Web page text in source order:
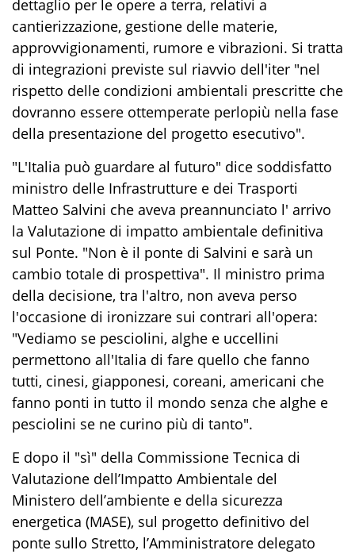
dettaglio per le opere a terra, relativi a
cantierizzazione, gestione delle materie,
approvvigionamenti, rumore e vibrazioni. Si tratta
di integrazioni previste sul riavvio dell'iter "nel
rispetto delle condizioni ambientali prescritte che
dovranno essere ottemperate perlopiù nella fase
della presentazione del progetto esecutivo".
"L'Italia può guardare al futuro" dice soddisfatto
ministro delle Infrastrutture e dei Trasporti
Matteo Salvini che aveva preannunciato l' arrivo
la Valutazione di impatto ambientale definitiva
sul Ponte. "Non è il ponte di Salvini e sarà un
cambio totale di prospettiva". Il ministro prima
della decisione, tra l'altro, non aveva perso
l'occasione di ironizzare sui contrari all'opera:
"Vediamo se pesciolini, alghe e uccellini
permettono all'Italia di fare quello che fanno
tutti, cinesi, giapponesi, coreani, americani che
fanno ponti in tutto il mondo senza che alghe e
pesciolini se ne curino più di tanto".
E dopo il "sì" della Commissione Tecnica di
Valutazione dell’Impatto Ambientale del
Ministero dell’ambiente e della sicurezza
energetica (MASE), sul progetto definitivo del
ponte sullo Stretto, l’Amministratore delegato